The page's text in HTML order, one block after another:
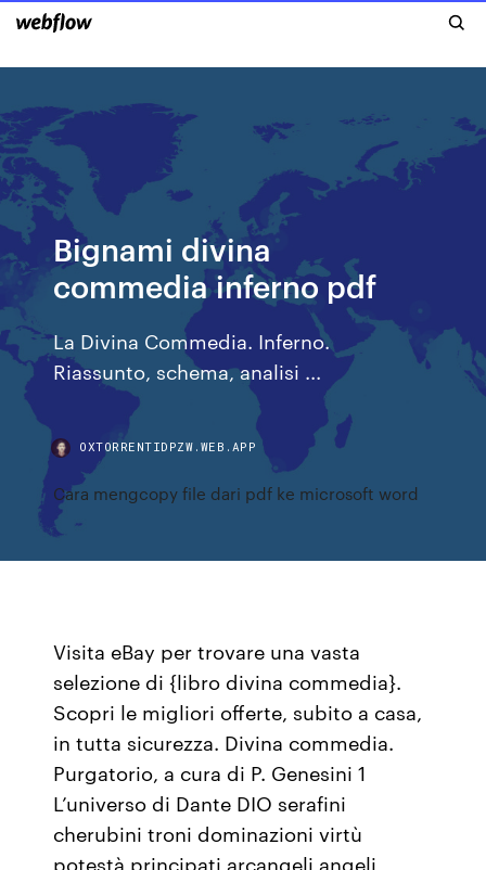
Bignami divina
commedia inferno pdf
La Divina Commedia. Inferno.
Riassunto, schema, analisi ...
OXTORRENTIDPZW.WEB.APP
Cara mengcopy file dari pdf ke microsoft word
Visita eBay per trovare una vasta
selezione di {libro divina commedia}.
Scopri le migliori offerte, subito a casa,
in tutta sicurezza. Divina commedia.
Purgatorio, a cura di P. Genesini 1
L’universo di Dante DIO serafini
cherubini troni dominazioni virtù
potestà principati arcangeli angeli